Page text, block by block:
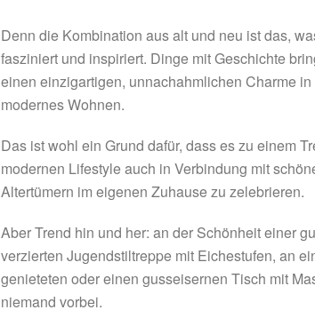
Denn die Kombination aus alt und neu ist das,
fasziniert und inspiriert. Dinge mit Geschichte
einen einzigartigen, unnachahmlichen Charme
modernes Wohnen.
Das ist wohl ein Grund dafür, dass es zu einem
modernen Lifestyle auch in Verbindung mit
Altertümern im eigenen Zuhause zu zelebrieren.
Aber Trend hin und her: an der Schönheit einer
verzierten Jugendstiltreppe mit Eichestufen, an
genieteten oder einen gusseisernen Tisch mit
niemand vorbei.